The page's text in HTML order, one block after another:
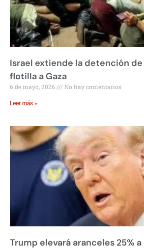
Israel extiende la detención
flotilla a Gaza
6 de mayo, 2026 No hay comentarios
Leer más »
Trump elevará aranceles 25%